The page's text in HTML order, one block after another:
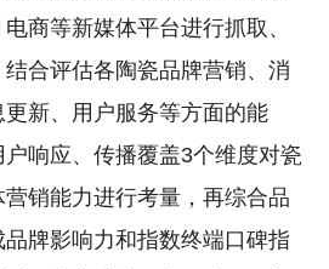
商等新媒体平台进行抓取、
合评估各陶瓷品牌营销、消
新、用户服务等方面的能
响应、传播覆盖3个维度对瓷
销能力进行考量，再综合品
牌影响力和指数终端口碑指